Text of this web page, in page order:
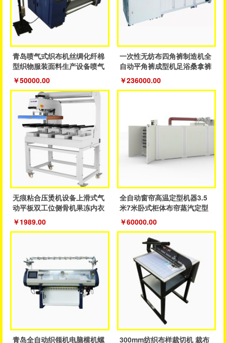
青岛喷气式织布机丝绸化纤棉
型织物服装面料生产设备喷气
织机
￥50000.00
一次性无纺布四角裤制造机全
自动平角裤成型机足浴桑拿裤
制造机器
￥236000.00
无痕粘合压烫机设备上滑式气
动平板双工位侧骨机果冻内衣
裤粘合机
￥1989.00
全自动窗帘高温定型机器3.5
米7米卧式柜体布帘蒸汽定型
成品帘
￥60000.00
青岛全自动织领机电脑横机螺 300mm纺织布样裁切机 裁布